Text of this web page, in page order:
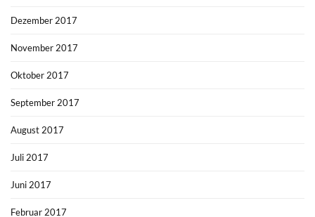
Dezember 2017
November 2017
Oktober 2017
September 2017
August 2017
Juli 2017
Juni 2017
Februar 2017